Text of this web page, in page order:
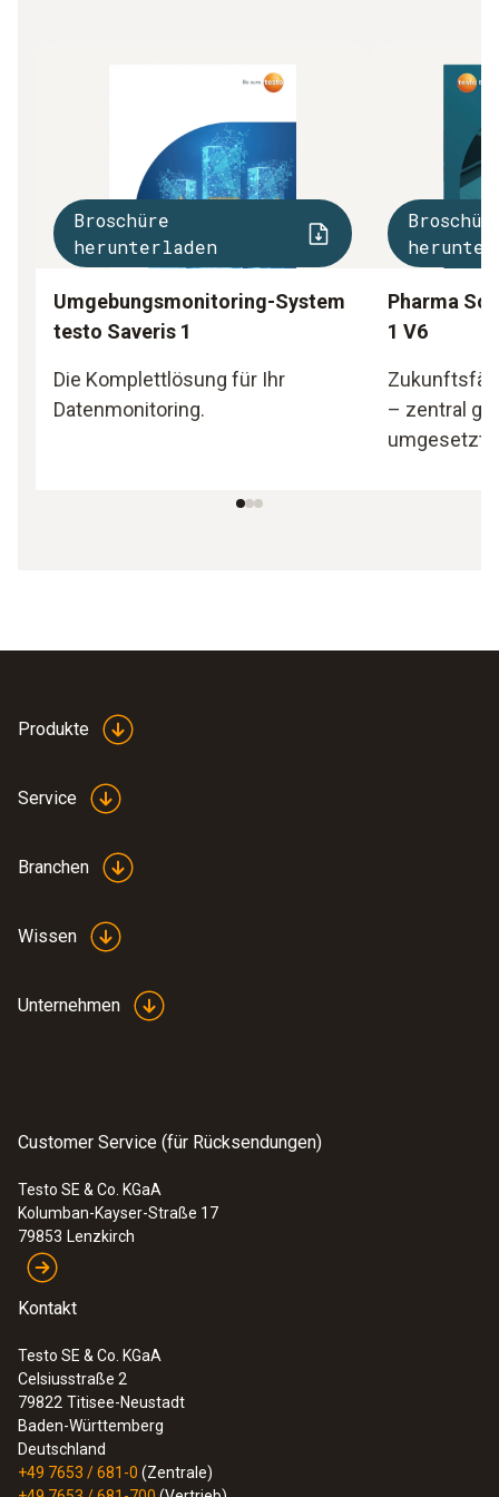
Broschüre
herunterladen
Umgebungsmonitoring-System
testo Saveris 1
Die Komplettlösung für Ihr
Datenmonitoring.
Pharma
1 V6
– zentral
umgesetzt
Produkte
Service
Branchen
Wissen
Unternehmen
Customer Service (für Rücksendungen)
Testo SE & Co. KGaA
Kolumban-Kayser-Straße 17
79853 Lenzkirch
Kontakt
Testo SE & Co. KGaA
Celsiusstraße 2
79822 Titisee-Neustadt
Baden-Württemberg
Deutschland
+49 7653 / 681-0 (Zentrale)